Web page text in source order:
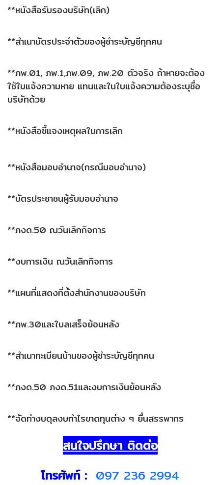
**หนังสือรับรองบริษัท(เลิก)
**สำเนาบัตรประจำตัวของผู้ชำระบัญชีทุกคน
**ภพ.01, ภพ.1,ภพ.09, ภพ.20 ตัวจริง ถ้าหายจะต้อง
ใช้ใบแจ้งความหาย แทนและในใบแจ้งความต้องระบุชื่อ
บริษัทด้วย
**หนังสือชี้แจงเหตุผลในการเลิก
**หนังสือมอบอำนาจ(กรณีมอบอำนาจ)
**บัตรประชาชนผู้รับมอบอำนาจ
**ภงด.50 ณวันเลิกกิจการ
**งบการเงิน ณวันเลิกกิจการ
**แผนที่แสดงที่ตั้งสำนักงานของบริษัท
**ภพ.30และใบลเสร็จย้อนหลัง
**สำเนาทะเบียนบ้านของผู้ชำระบัญชีทุกคน
**ภงด.50 ภงด.51และงบการเงินย้อนหลัง
**จัดทำงบดุลงบกำไรขาดทุนต่าง ๆ ยื่นสรรพากร
สนใจปรึกษา ติดต่อ
โทรศัพท์ : 097 236 2994